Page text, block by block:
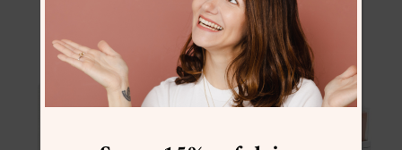
3,90
zzgl. Versand